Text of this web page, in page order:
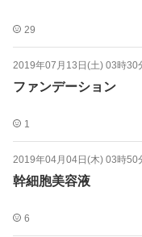
29
2019年07月13日(土) 03時30
ファンデーション
1
2019年04月04日(木) 03時50
幹細胞美容液
6